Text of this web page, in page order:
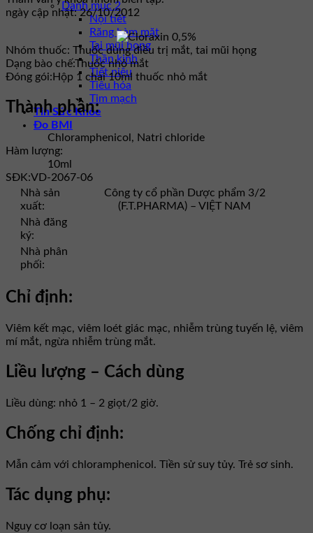
Danh mục 2
Nội tiết
Răng hàm mặt
Tai mũi họng
Thần kinh
Tiết niệu
Tiêu hóa
Tim mạch
Tin Sức Khỏe
Đo BMI
ngày cập nhật: 26/10/2012
Nhóm thuốc: Thuốc dùng điều trị mắt, tai mũi họng
Dạng bào chế:Thuốc nhỏ mắt
Đóng gói: Hộp 1 chai 10ml thuốc nhỏ mắt
Thành phần:
Chloramphenicol, Natri chloride
Hàm lượng:
10ml
SĐK:VD-2067-06
Nhà sản
xuất:
Công ty cổ phần Dược phẩm 3/2
(F.T.PHARMA) – VIỆT NAM
Nhà đăng
ký:
Nhà phân
phối:
Chỉ định:
Viêm kết mạc, viêm loét giác mạc, nhiễm trùng tuyến lệ, viêm
mí mắt, ngừa nhiễm trùng mắt.
Liều lượng – Cách dùng
Liều dùng: nhỏ 1 – 2 giọt/2 giờ.
Chống chỉ định:
Mẫn cảm với chloramphenicol. Tiền sử suy tủy. Trẻ sơ sinh.
Tác dụng phụ:
Nguy cơ loạn sản tủy.